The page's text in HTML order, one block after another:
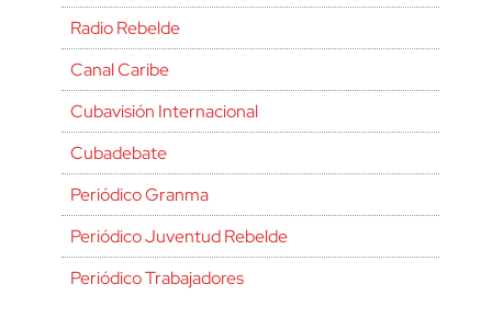
Radio Rebelde
Canal Caribe
Cubavisión Internacional
Cubadebate
Periódico Granma
Periódico Juventud Rebelde
Periódico Trabajadores